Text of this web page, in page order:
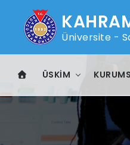
Üniversite -
ÜSKİM